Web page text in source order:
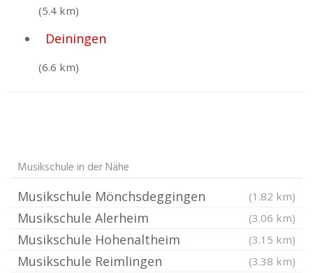
(5.4 km)
Deiningen
(6.6 km)
Musikschule in der Nähe
Musikschule Mönchsdeggingen (1.82 km)
Musikschule Alerheim (3.06 km)
Musikschule Hohenaltheim (3.15 km)
Musikschule Reimlingen (3.38 km)